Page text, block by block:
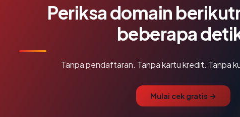
Periksa domain
beberapa
Tanpa pendaftaran. Tanpa kartu kredit. Tanpa
Mulai cek gratis →